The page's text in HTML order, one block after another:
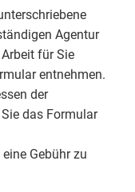
Agentur
für Sie
entnehmen.
der
das Formular
Gebühr zu